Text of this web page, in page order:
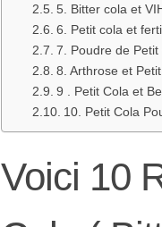
5. Bitter cola et
6. Petit cola et
7. Poudre de
8. Arthrose et
9 . Petit Cola et
10. Petit Cola
Voici 10